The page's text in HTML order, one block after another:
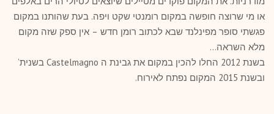
או מי שרוצה חופשה במקום רומנטי שקט ויפה. בעת שהותנו במקום
פגשתי סופר מפינלנד שבא לכתוב רומן חדש – אין ספק שזה מקום
מלא השראה…
בשנת 2012 החלו להכין במקום את גבינת ה Castelmagno בשנית’
ובשנת 2015 המקום נפתח לאירוח.